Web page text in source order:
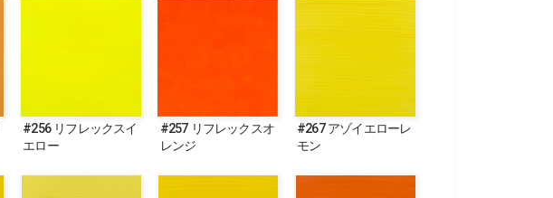
#256 リフレックスイ
エロー
#257 リフレックスオ
レンジ
#267 アゾイエローレ
モン